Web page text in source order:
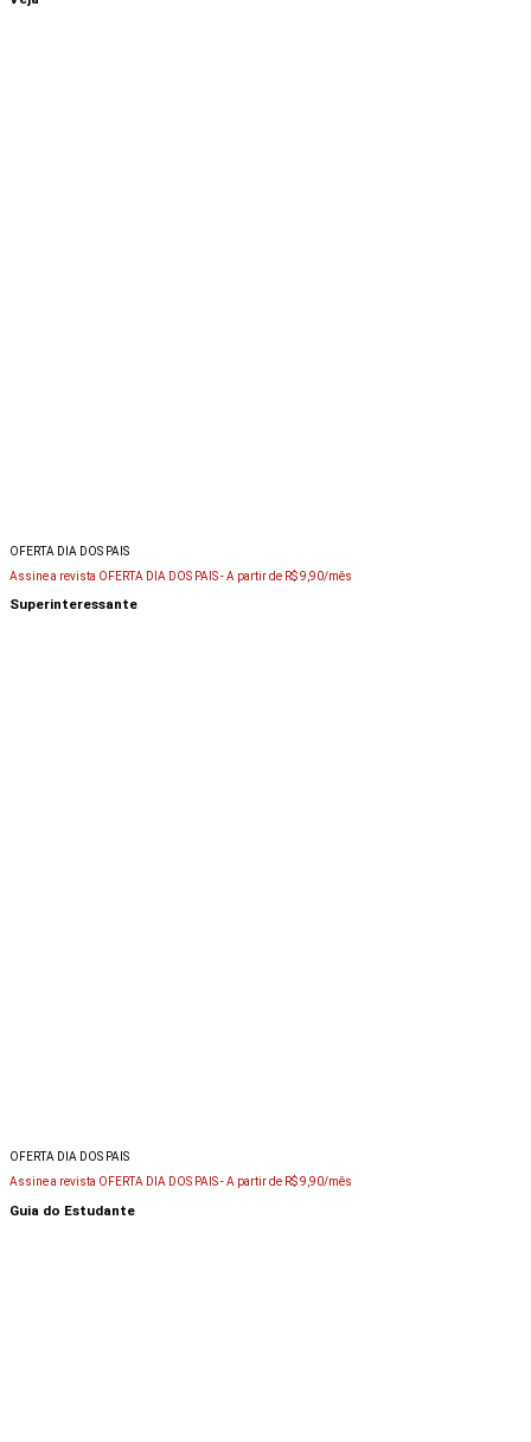
OFERTA DIA DOS PAIS
Assine a revista OFERTA DIA DOS PAIS -A partir de R$ 9,90/mês
Superinteressante
OFERTA DIA DOS PAIS
Assine a revista OFERTA DIA DOS PAIS -A partir de R$ 9,90/mês
Guia do Estudante